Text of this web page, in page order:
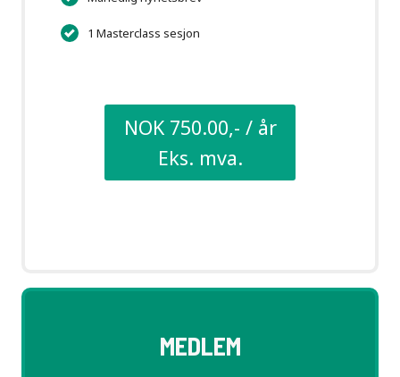
1 Masterclass sesjon​
NOK 750.00,- / år
Eks. mva.
MEDLEM